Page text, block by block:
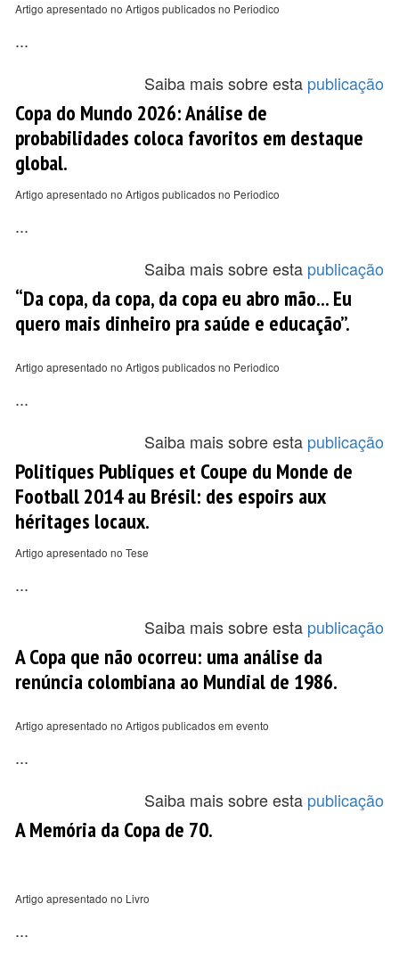
Artigo apresentado no Artigos publicados no Periodico
...
Saiba mais sobre esta publicação
Copa do Mundo 2026: Análise de
probabilidades coloca favoritos em destaque
global.
Artigo apresentado no Artigos publicados no Periodico
...
Saiba mais sobre esta publicação
“Da copa, da copa, da copa eu abro mão... Eu
quero mais dinheiro pra saúde e educação”.
Artigo apresentado no Artigos publicados no Periodico
...
Saiba mais sobre esta publicação
Politiques Publiques et Coupe du Monde de
Football 2014 au Brésil: des espoirs aux
héritages locaux.
Artigo apresentado no Tese
...
Saiba mais sobre esta publicação
A Copa que não ocorreu: uma análise da
renúncia colombiana ao Mundial de 1986.
Artigo apresentado no Artigos publicados em evento
...
Saiba mais sobre esta publicação
A Memória da Copa de 70.
Artigo apresentado no Livro
...